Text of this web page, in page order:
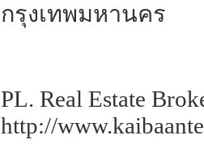
กรุงเทพมหานคร
PL. Real Estate
http://